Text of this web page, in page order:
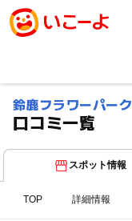
鈴鹿フラワーパーク
口コミ一覧
スポット情報
TOP 詳細情報